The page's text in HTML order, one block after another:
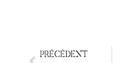
PRÉCÉDENT